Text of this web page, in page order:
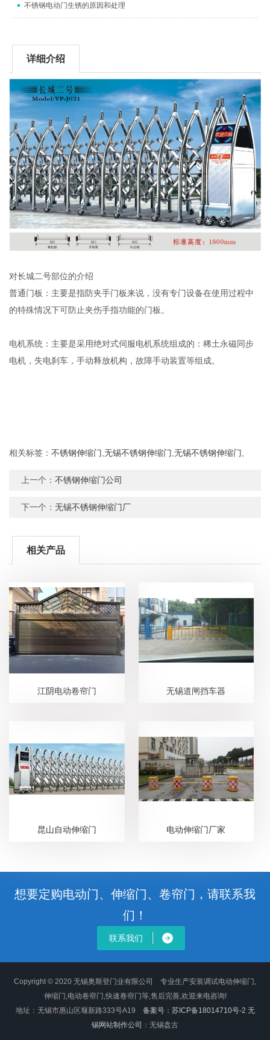
不锈钢电动门生锈的原因和处理
详细介绍
对长城二号部位的介绍
普通门板：主要是指防夹手门板来说，没有专门设备在使用过程中
的特殊情况下可防止夹伤手指功能的门板。
电机系统：主要是采用绝对式伺服电机系统组成的：稀土永磁同步
电机，失电刹车，手动释放机构，故障手动装置等组成。
相关标签：不锈钢伸缩门 ,无锡不锈钢伸缩门 ,无锡不锈钢伸缩门
上一个：不锈钢伸缩门公司
下一个：无锡不锈钢伸缩门厂
相关产品
江阴电动卷帘门 无锡道闸挡车器
昆山自动伸缩门 电动伸缩门厂家
想要定购电动门、伸缩门、卷帘门，请联系我
们！
联系我们
Copyright © 2020 无锡奥斯登门业有限公司 专业生产安装调试电动伸缩门,
伸缩门,电动卷帘门,快速卷帘门等,售后完善,欢迎来电咨询!
地址：无锡市惠山区堰新路333号A19 备案号：苏ICP备18014710号-2 无
锡网站制作公司 ：无锡盘古